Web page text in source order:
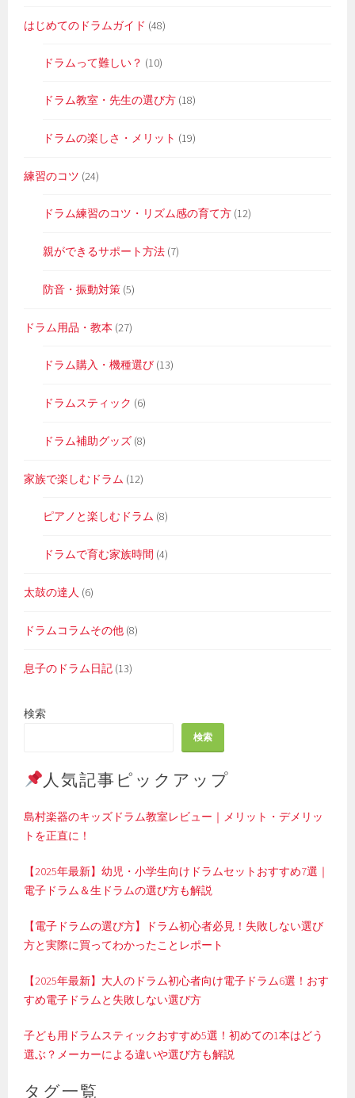
はじめてのドラムガイド (48)
ドラムって難しい？ (10)
ドラム教室・先生の選び方 (18)
ドラムの楽しさ・メリット (19)
練習のコツ (24)
ドラム練習のコツ・リズム感の育て方 (12)
親ができるサポート方法 (7)
防音・振動対策 (5)
ドラム用品・教本 (27)
ドラム購入・機種選び (13)
ドラムスティック (6)
ドラム補助グッズ (8)
家族で楽しむドラム (12)
ピアノと楽しむドラム (8)
ドラムで育む家族時間 (4)
太鼓の達人 (6)
ドラムコラムその他 (8)
息子のドラム日記 (13)
検索
検索
人気記事ピックアップ
島村楽器のキッズドラム教室レビュー｜メリット・デメリッ
トを正直に！
【2025年最新】幼児・小学生向けドラムセットおすすめ7選｜
電子ドラム＆生ドラムの選び方も解説
【電子ドラムの選び方】ドラム初心者必見！失敗しない選び
方と実際に買ってわかったことレポート
【2025年最新】大人のドラム初心者向け電子ドラム6選！おす
すめ電子ドラムと失敗しない選び方
子ども用ドラムスティックおすすめ5選！初めての1本はどう
選ぶ？メーカーによる違いや選び方も解説
タグ一覧